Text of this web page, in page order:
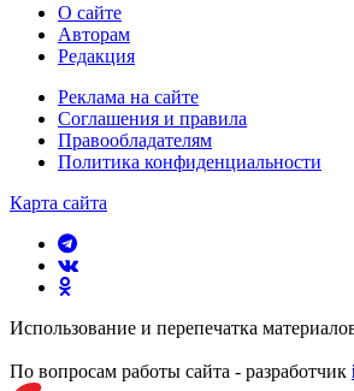
О сайте
Авторам
Редакция
Реклама на сайте
Соглашения и правила
Правообладателям
Политика конфиденциальности
Карта сайта
Использование и перепечатка
По вопросам работы сайта - разработчик